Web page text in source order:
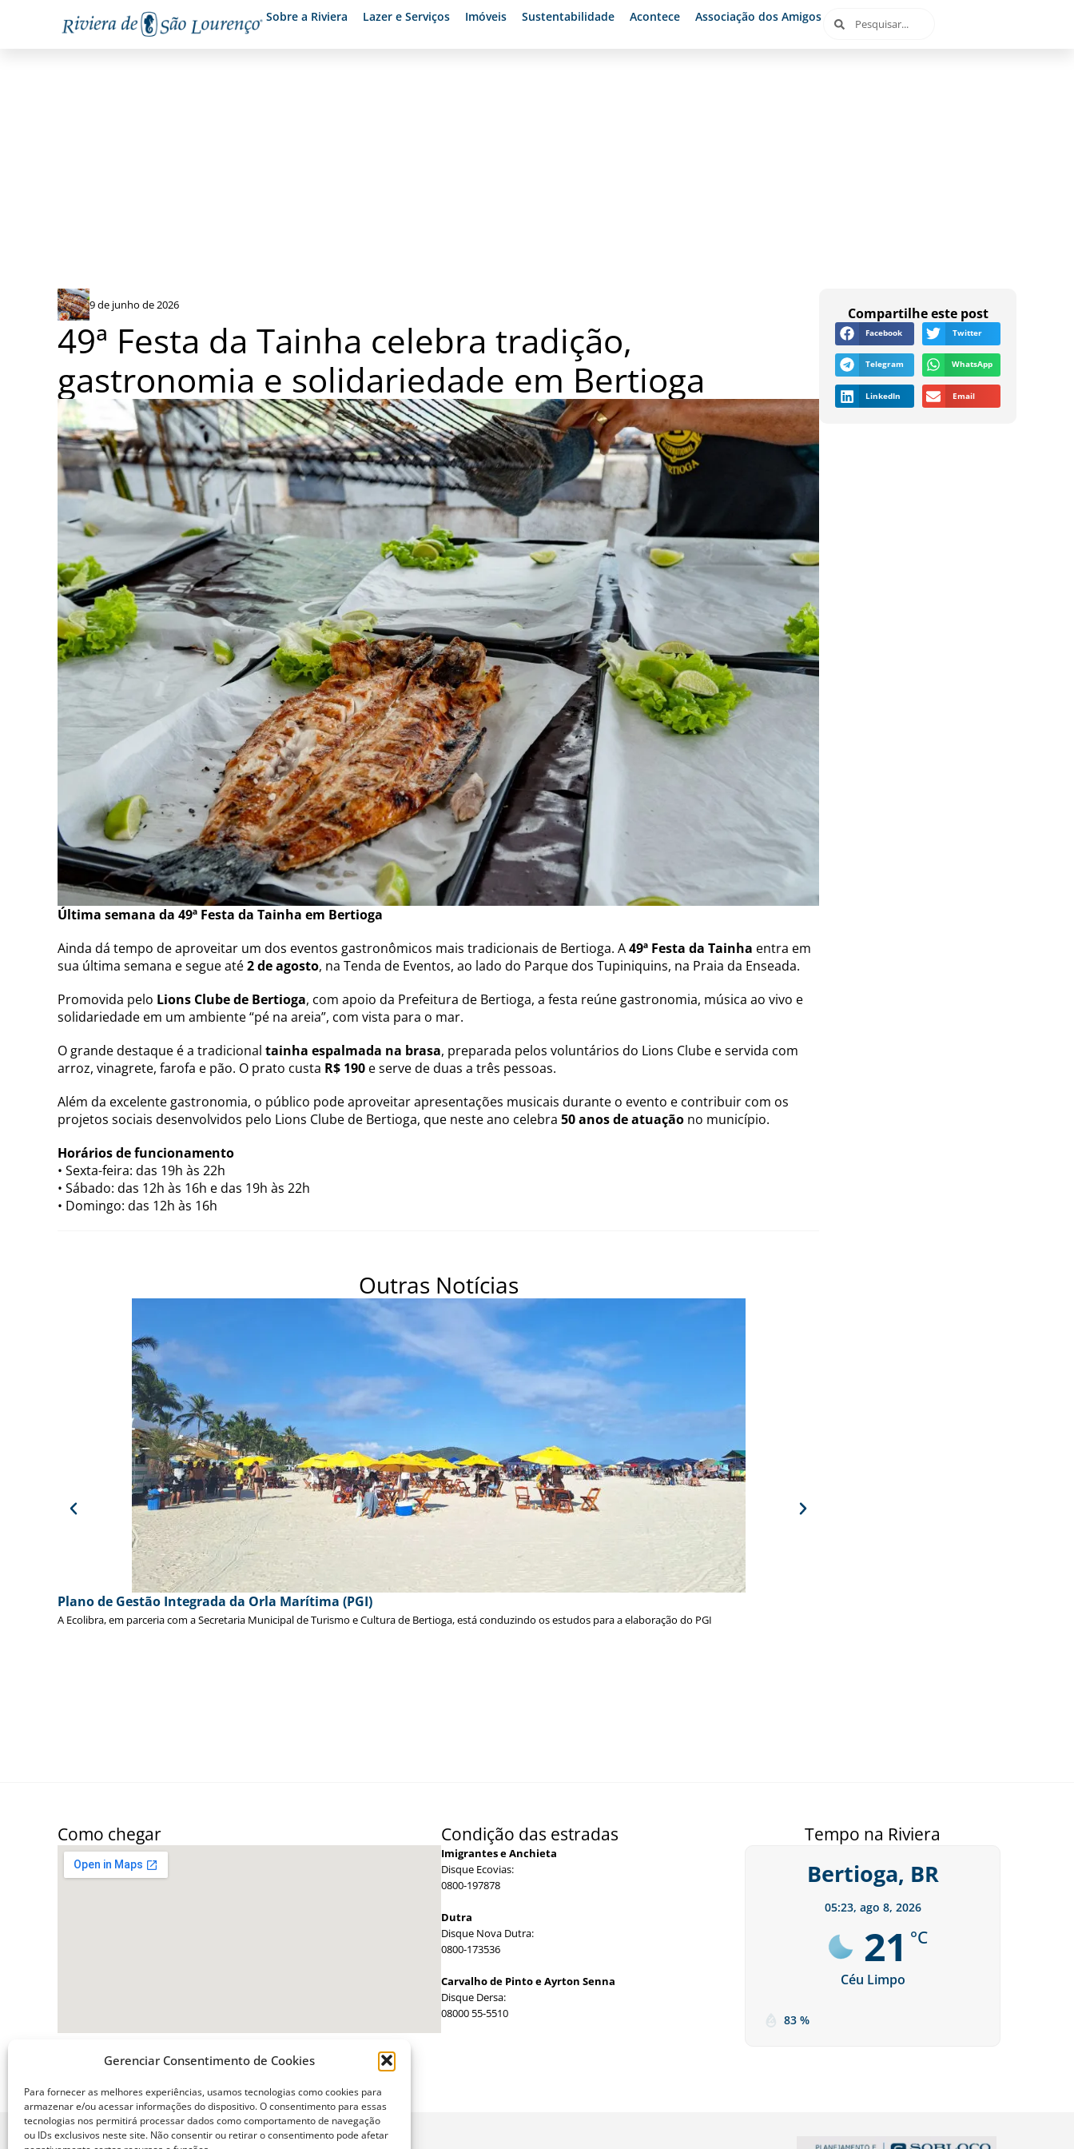
Gerenciar Consentimento de Cookies
Para fornecer as melhores experiências, usamos tecnologias como cookies para
armazenar e/ou acessar informações do dispositivo. O consentimento para essas
tecnologias nos permitirá processar dados como comportamento de navegação
ou IDs exclusivos neste site. Não consentir ou retirar o consentimento pode afetar
Sobre a Riviera Lazer e Serviços Imóveis Sustentabilidade Acontece Associação dos Amigos
9 de junho de 2026
49ª Festa da Tainha celebra tradição,
gastronomia e solidariedade em Bertioga
Última semana da 49ª Festa da Tainha em Bertioga
Ainda dá tempo de aproveitar um dos eventos gastronômicos mais tradicionais de Bertioga. A49ª Festa da Tainha entra em
sua última semana e segue até2 de agosto, na Tenda de Eventos, ao lado do Parque dos Tupiniquins, na Praia da Enseada.
Promovida pelo Lions Clube de Bertioga, com apoio da Prefeitura de Bertioga, a festa reúne gastronomia, música ao vivo e
solidariedade em um ambiente “pé na areia”, com vista para o mar.
O grande destaque é a tradicional tainha espalmada na brasa, preparada pelos voluntários do Lions Clube e servida com
arroz, vinagrete, farofa e pão. O prato custa R$ 190 e serve de duas a três pessoas.
Além da excelente gastronomia, o público pode aproveitar apresentações musicais durante o evento e contribuir com os
projetos sociais desenvolvidos pelo Lions Clube de Bertioga, que neste ano celebra 50 anos de atuação no município.
Horários de funcionamento
• Sexta-feira: das 19h às 22h
• Sábado: das 12h às 16h e das 19h às 22h
• Domingo: das 12h às 16h
Outras Notícias
Plano de Gestão Integrada da Orla Marítima (PGI)
A Ecolibra, em parceria com a Secretaria Municipal de Turismo e Cultura de Bertioga, está conduzindo os estudos para a elaboração do PGI
Compartilhe este post
Facebook Twitter
Telegram WhatsApp
LinkedIn Email
Como chegar Condição das estradas
Imigrantes e Anchieta
Disque Ecovias:
0800-197878
Dutra
Disque Nova Dutra:
0800-173536
Carvalho de Pinto e Ayrton Senna
Disque Dersa:
08000 55-5510
Tempo na Riviera
Bertioga, BR
05:23, ago 8, 2026
21 °C
Céu Limpo
83 %